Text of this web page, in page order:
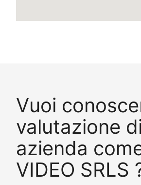
Vuoi
valutazione
azienda
VIDEO SRLS